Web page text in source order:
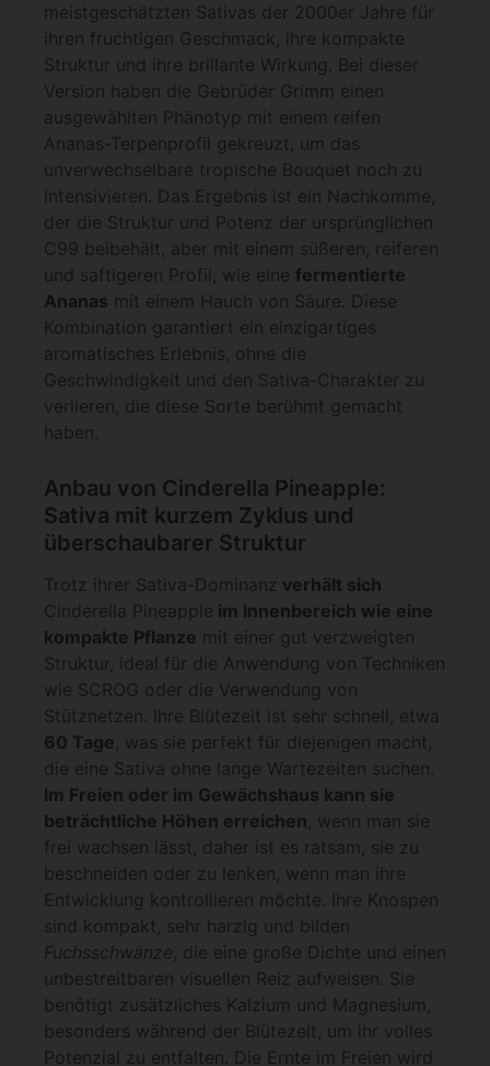
meistgeschätzten Sativas der 2000er Jahre für
ihren fruchtigen Geschmack, ihre kompakte
Struktur und ihre brillante Wirkung. Bei dieser
Version haben die Gebrüder Grimm einen
ausgewählten Phänotyp mit einem reifen
Ananas-Terpenprofil gekreuzt, um das
unverwechselbare tropische Bouquet noch zu
intensivieren. Das Ergebnis ist ein Nachkomme,
der die Struktur und Potenz der ursprünglichen
C99 beibehält, aber mit einem süßeren, reiferen
und saftigeren Profil, wie eine fermentierte
Ananas mit einem Hauch von Säure. Diese
Kombination garantiert ein einzigartiges
aromatisches Erlebnis, ohne die
Geschwindigkeit und den Sativa-Charakter zu
verlieren, die diese Sorte berühmt gemacht
haben.
Anbau von Cinderella Pineapple:
Sativa mit kurzem Zyklus und
überschaubarer Struktur
Trotz ihrer Sativa-Dominanz verhält sich
Cinderella Pineapple im Innenbereich wie eine
kompakte Pflanze mit einer gut verzweigten
Struktur, ideal für die Anwendung von Techniken
wie SCROG oder die Verwendung von
Stütznetzen. Ihre Blütezeit ist sehr schnell, etwa
60 Tage, was sie perfekt für diejenigen macht,
die eine Sativa ohne lange Wartezeiten suchen.
Im Freien oder im Gewächshaus kann sie
beträchtliche Höhen erreichen, wenn man sie
frei wachsen lässt, daher ist es ratsam, sie zu
beschneiden oder zu lenken, wenn man ihre
Entwicklung kontrollieren möchte. Ihre Knospen
sind kompakt, sehr harzig und bilden
Fuchsschwänze, die eine große Dichte und einen
unbestreitbaren visuellen Reiz aufweisen. Sie
benötigt zusätzliches Kalzium und Magnesium,
besonders während der Blütezeit, um ihr volles
Potenzial zu entfalten. Die Ernte im Freien wird